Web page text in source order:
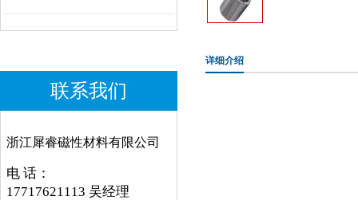
联系我们
浙江犀睿磁性材料有限公司
电 话：
17717621113 吴经理
详细介绍